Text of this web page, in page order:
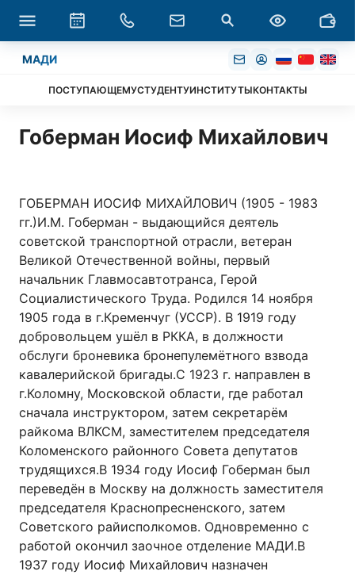
МАДИ
ПОСТУПАЮЩЕМУСТУДЕНТУИНСТИТУТЫКОНТАКТЫ
Гоберман Иосиф Михайлович
ГОБЕРМАН ИОСИФ МИХАЙЛОВИЧ (1905 - 1983
гг.)И.М. Гоберман - выдающийся деятель
советской транспортной отрасли, ветеран
Великой Отечественной войны, первый
начальник Главмосавтотранса, Герой
Социалистического Труда. Родился 14 ноября
1905 года в г.Кременчуг (УССР). В 1919 году
добровольцем ушёл в РККА, в должности
обслуги броневика бронепулемётного взвода
кавалерийской бригады.С 1923 г. направлен в
г.Коломну, Московской области, где работал
сначала инструктором, затем секретарём
райкома ВЛКСМ, заместителем председателя
Коломенского районного Совета депутатов
трудящихся.В 1934 году Иосиф Гоберман был
переведён в Москву на должность заместителя
председателя Краснопресненского, затем
Советского райисполкомов. Одновременно с
работой окончил заочное отделение МАДИ.В
1937 году Иосиф Михайлович назначен